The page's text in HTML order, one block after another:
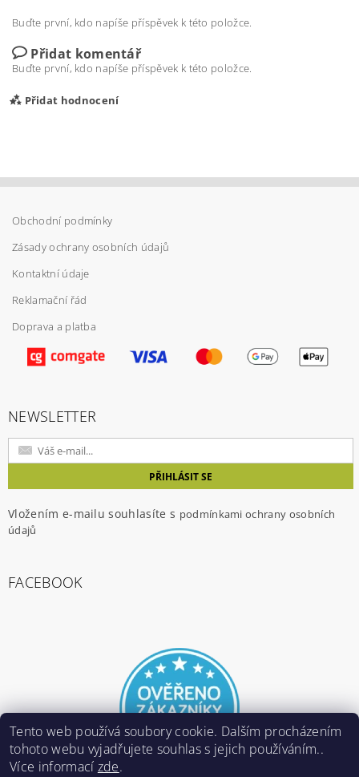
Buďte první, kdo napíše příspěvek k této položce.
Přidat komentář
Buďte první, kdo napíše příspěvek k této položce.
Přidat hodnocení
Vložením hodnocení souhlasíte spodmínkami
ochrany osobních údajů
Obchodní podmínky
Zásady ochrany osobních údajů
Kontaktní údaje
Reklamační řád
Doprava a platba
NEWSLETTER
Vložením e-mailu souhlasíte s podmínkami ochrany osobních
údajů
FACEBOOK
Tento web používá soubory cookie. Dalším procházením
tohoto webu vyjadřujete souhlas s jejich používáním..
Více informací zde.